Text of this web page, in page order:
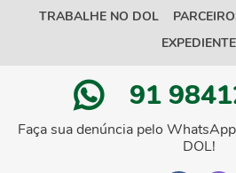
TRABALHE NO DOL
EXPEDIENTE
91
Faça sua denúncia pelo
DOL!